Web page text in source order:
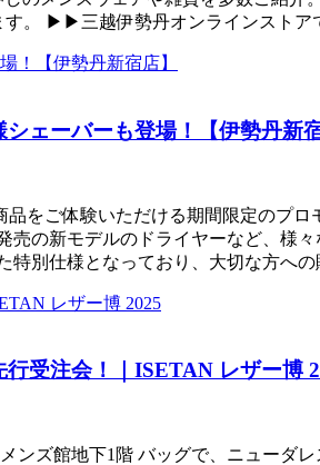
す。 ▶▶三越伊勢丹オンラインストア
ェーバーも登場！【伊勢丹新宿
をご体験いただける期間限定のプロ
の新モデルのドライヤーなど、様
特別仕様となっており、大切な方への
受注会！｜ISETAN レザー博
ンズ館地下1階 バッグで、ニューダ